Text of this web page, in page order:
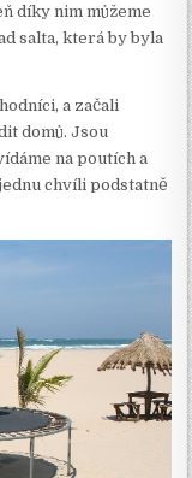
díky nim můžeme
salta, která by byla
a začali
domů. Jsou
na poutích a
chvíli podstatně